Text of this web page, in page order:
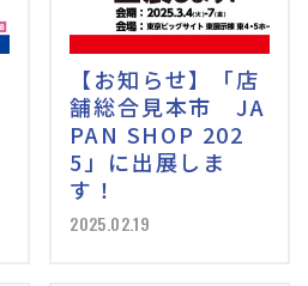
【お知らせ】「店
舗総合見本市 JA
PAN SHOP 202
5」に出展しま
す！
2025.02.19